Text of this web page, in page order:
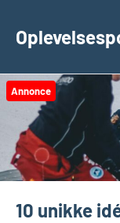
Annonce
10 unikke